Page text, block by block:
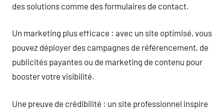
des solutions comme des formulaires de contact.
Un marketing plus efficace : avec un site optimisé, vous
pouvez déployer des campagnes de référencement, de
publicités payantes ou de marketing de contenu pour
booster votre visibilité.
Une preuve de crédibilité : un site professionnel inspire